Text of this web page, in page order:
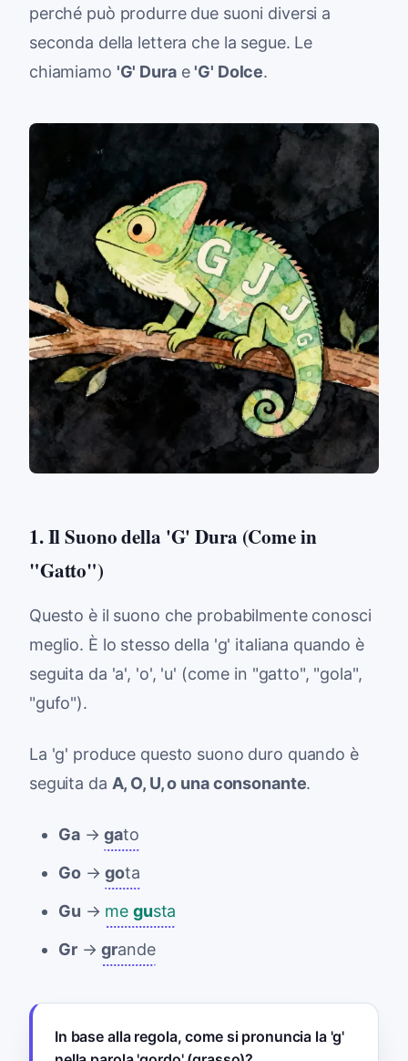
perché può produrre due suoni diversi a
seconda della lettera che la segue. Le
chiamiamo 'G' Durae 'G' Dolce.
1. Il Suono della 'G' Dura (Come in
"Gatto")
Questo è il suono che probabilmente conosci
meglio. È lo stesso della 'g' italiana quando è
seguita da 'a', 'o', 'u' (come in "gatto", "gola",
"gufo").
La 'g' produce questo suono duro quando è
seguita da A, O, U, o una consonante.
Ga→gato
Go→gota
Gu → me gusta
Gr→grande
In base alla regola, come si pronuncia la 'g'